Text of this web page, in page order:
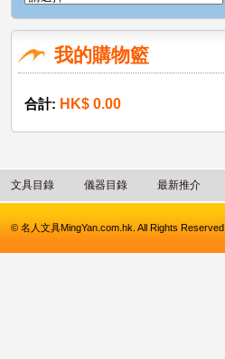
我的購物籃
合計: HK$ 0.00
文具目錄 儀器目錄 最新推介
© 名人文具MingYan.com.hk. All Rights Reserved.